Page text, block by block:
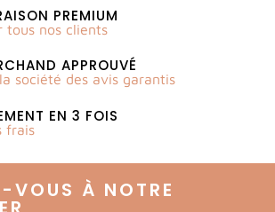
PREMIUM
tous nos clients
APPROUVÉ
société des avis garantis
EN 3 FOIS
frais
VOUS À NOTRE